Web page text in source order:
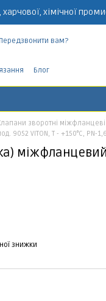
хімічної
Передзвонити вам?
Блог
зворотні міжфланцеві
VITON, Т - +150°C, PN-
міжфланцевий
знижки